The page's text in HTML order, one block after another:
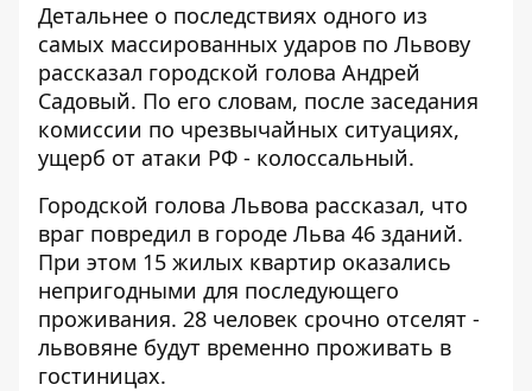
Детальнее о последствиях одного из
самых массированных ударов по Львову
рассказал городской голова Андрей
Садовый. По его словам, после заседания
комиссии по чрезвычайных ситуациях,
ущерб от атаки РФ - колоссальный.
Городской голова Львова рассказал, что
враг повредил в городе Льва 46 зданий.
При этом 15 жилых квартир оказались
непригодными для последующего
проживания. 28 человек срочно отселят -
львовяне будут временно проживать в
гостиницах.